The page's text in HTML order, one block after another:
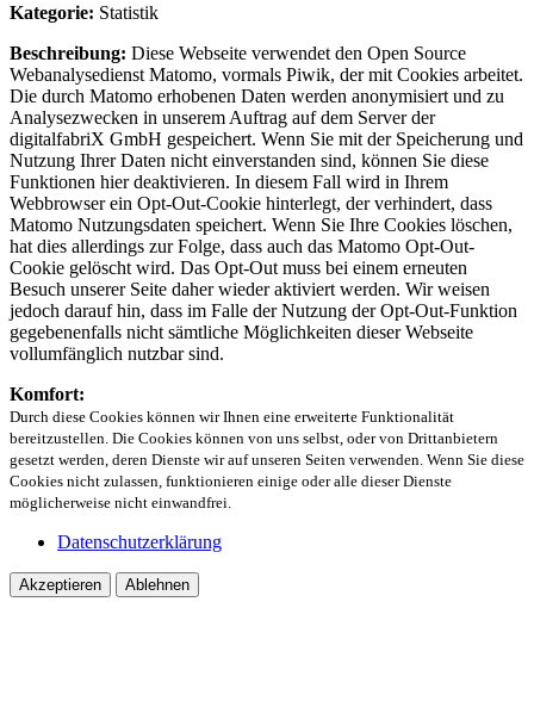
Kategorie: Statistik
Beschreibung: Diese Webseite verwendet den Open Source
Webanalysedienst Matomo, vormals Piwik, der mit Cookies arbeitet.
Die durch Matomo erhobenen Daten werden anonymisiert und zu
Analysezwecken in unserem Auftrag auf dem Server der
digitalfabriX GmbH gespeichert. Wenn Sie mit der Speicherung und
Nutzung Ihrer Daten nicht einverstanden sind, können Sie diese
Funktionen hier deaktivieren. In diesem Fall wird in Ihrem
Webbrowser ein Opt-Out-Cookie hinterlegt, der verhindert, dass
Matomo Nutzungsdaten speichert. Wenn Sie Ihre Cookies löschen,
hat dies allerdings zur Folge, dass auch das Matomo Opt-Out-
Cookie gelöscht wird. Das Opt-Out muss bei einem erneuten
Besuch unserer Seite daher wieder aktiviert werden. Wir weisen
jedoch darauf hin, dass im Falle der Nutzung der Opt-Out-Funktion
gegebenenfalls nicht sämtliche Möglichkeiten dieser Webseite
vollumfänglich nutzbar sind.
Komfort:
Durch diese Cookies können wir Ihnen eine erweiterte Funktionalität
bereitzustellen. Die Cookies können von uns selbst, oder von Drittanbietern
gesetzt werden, deren Dienste wir auf unseren Seiten verwenden. Wenn Sie diese
Cookies nicht zulassen, funktionieren einige oder alle dieser Dienste
möglicherweise nicht einwandfrei.
Datenschutzerklärung
Akzeptieren Ablehnen